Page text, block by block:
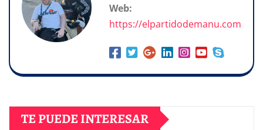
Web:
https://elpartidodemanu.com
TE PUEDE INTERESAR